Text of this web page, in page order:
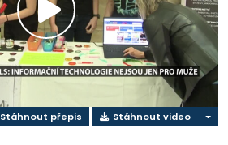
Přehrát
video
Stáhnout přepis Stáhnout video